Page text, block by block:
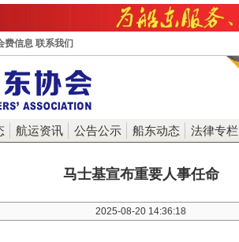
费信息 联系我们
航运资讯 公告公示 船东动态 法律专栏
马士基宣布重要人事任命
2025-08-20 14:36:18